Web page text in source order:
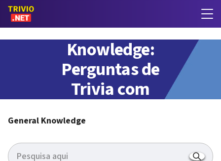
General
Knowledge:
Perguntas de
Trivia com
General Knowledge